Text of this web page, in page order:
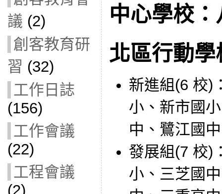
議 (2)
創客教育研
習 (32)
工作日誌
(156)
工作會議
(22)
工程會議
(2)
中心學校
北區行動
新進組(6 校)
小、新市國
中、鷺江國
發展組(7 校)
小、三芝國